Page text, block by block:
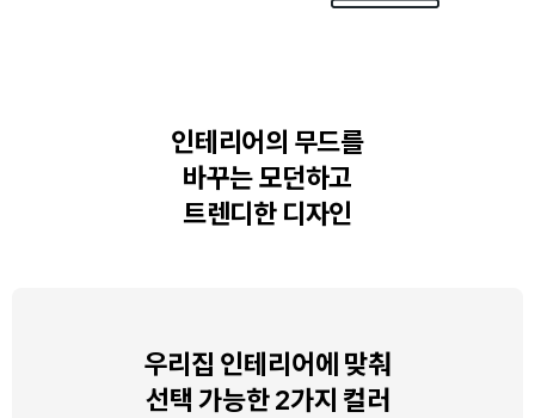
인테리어의 무드를
바꾸는모던하고
트렌디한 디자인
우리집 인테리어에 맞춰
선택 가능한 2가지 컬러